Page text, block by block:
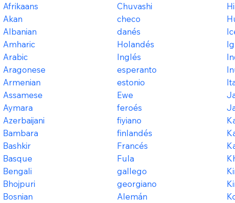
Afrikaans
Akan
Albanian
Amharic
Arabic
Aragonese
Armenian
Assamese
Aymara
Azerbaijani
Bambara
Bashkir
Basque
Bengali
Bhojpuri
Bosnian
Chuvashi
checo
danés
Holandés
Inglés
esperanto
estonio
Ewe
feroés
fiyiano
finlandés
Francés
Fula
gallego
georgiano
Alemán